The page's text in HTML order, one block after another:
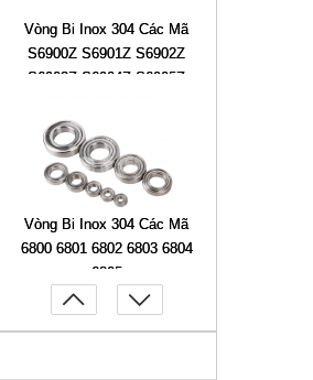
Vòng Bi Inox 304 Các Mã
S6900Z S6901Z S6902Z
S6903Z S6904Z S6905Z
Vòng Bi Inox 304 Các Mã
6800 6801 6802 6803 6804
6805